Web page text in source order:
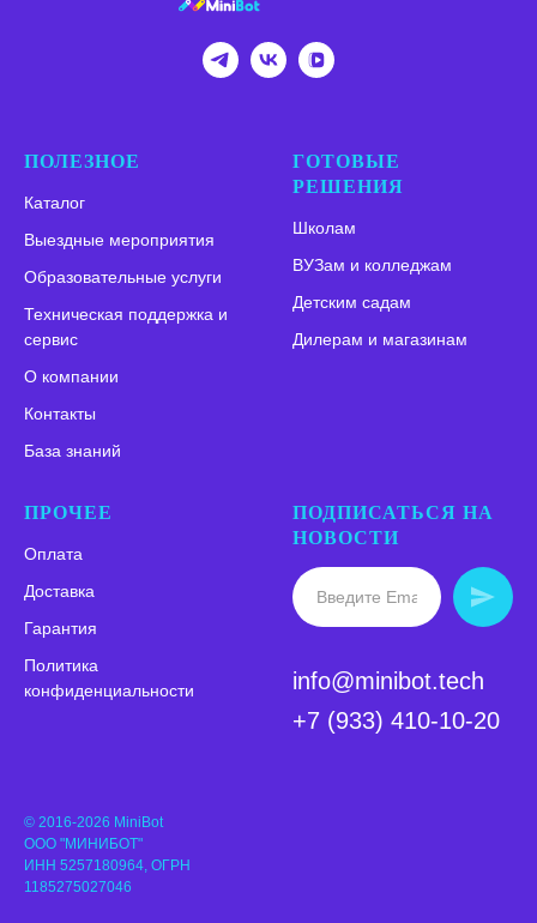
ПОЛЕЗНОЕ
Каталог
Выездные мероприятия
Образовательные услуги
Техническая поддержка и
сервис
О компании
Контакты
База знаний
ГОТОВЫЕ
РЕШЕНИЯ
Школам
ВУЗам и колледжам
Детским садам
Дилерам и магазинам
ПРОЧЕЕ
Оплата
Доставка
Гарантия
Политика
конфиденциальности
ПОДПИСАТЬСЯ НА
НОВОСТИ
info@minibot.tech
+7 (933) 410-10-20
© 2016-2026 MiniBot
ООО "МИНИБОТ"
ИНН 5257180964, ОГРН
1185275027046